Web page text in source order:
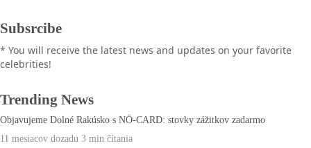
Subsrcibe
* You will receive the latest news and updates on your favorite
celebrities!
Trending News
Objavujeme Dolné Rakúsko s NÖ-CARD: stovky zážitkov zadarmo
11 mesiacov dozadu 3 min čítania